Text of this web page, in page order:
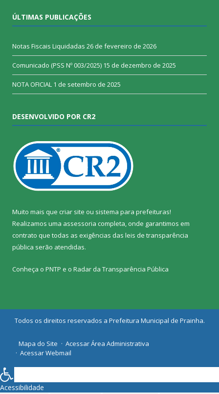
ÚLTIMAS PUBLICAÇÕES
Notas Fiscais Liquidadas 26 de fevereiro de 2026
Comunicado (PSS Nº 003/2025) 15 de dezembro de 2025
NOTA OFICIAL 1 de setembro de 2025
DESENVOLVIDO POR CR2
Muito mais que criar site ou sistema para prefeituras!
Realizamos uma assessoria completa, onde garantimos em
contrato que todas as exigências das leis de transparência
pública serão atendidas.
Conheça o PNTP e o Radar da Transparência Pública
Todos os direitos reservados a Prefeitura Municipal de Prainha.
Mapa do Site
Acessar Área Administrativa
Acessar Webmail
Acessibilidade